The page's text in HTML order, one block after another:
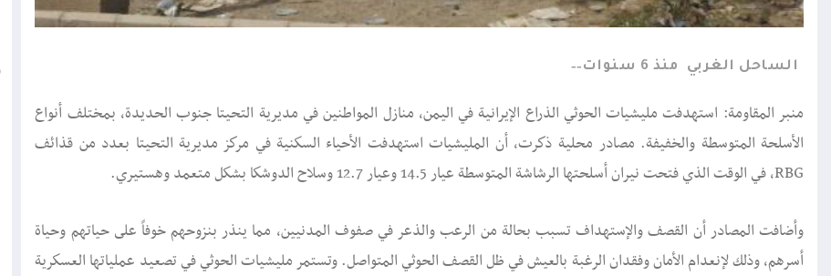
الساحل الغربي منذ 6 سنوات
منبر المقاومة: استهدفت مليشيات الحوثي الذراع الإيرانية في اليمن، منازل المواطنين في مديرية التحيتا جنوب الحديدة، بمختلف أنواع
الأسلحة المتوسطة والخفيفة. مصادر محلية ذكرت، أن المليشيات استهدفت الأحياء السكنية في مركز مديرية التحيتا بعدد من قذائف
RBG، في الوقت الذي فتحت نيران أسلحتها الرشاشة المتوسطة عيار 14.5 وعيار 12.7 وسلاح الدوشكا بشكل متعمد وهستيري.
وأضافت المصادر أن القصف والإستهداف تسبب بحالة من الرعب والذعر في صفوف المدنيين، مما ينذر بنزوحهم خوفاً على حياتهم وحياة
أسرهم، وذلك لإنعدام الأمان وفقدان الرغبة بالعيش في ظل القصف الحوثي المتواصل. وتستمر مليشيات الحوثي في تصعيد عملياتها العسكرية